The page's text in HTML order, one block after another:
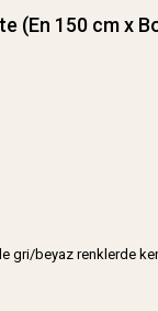
(En 150 cm x
gri/beyaz renklerde